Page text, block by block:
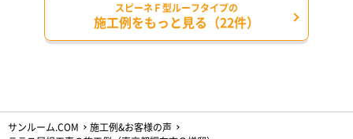
スピーネＦ型ルーフタイプの
施工例をもっと見る（22件）
サンルーム.COM
施工例&お客様の声